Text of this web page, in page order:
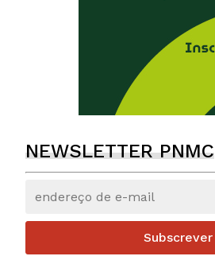
NEWSLETTER PNMC
Subscrever